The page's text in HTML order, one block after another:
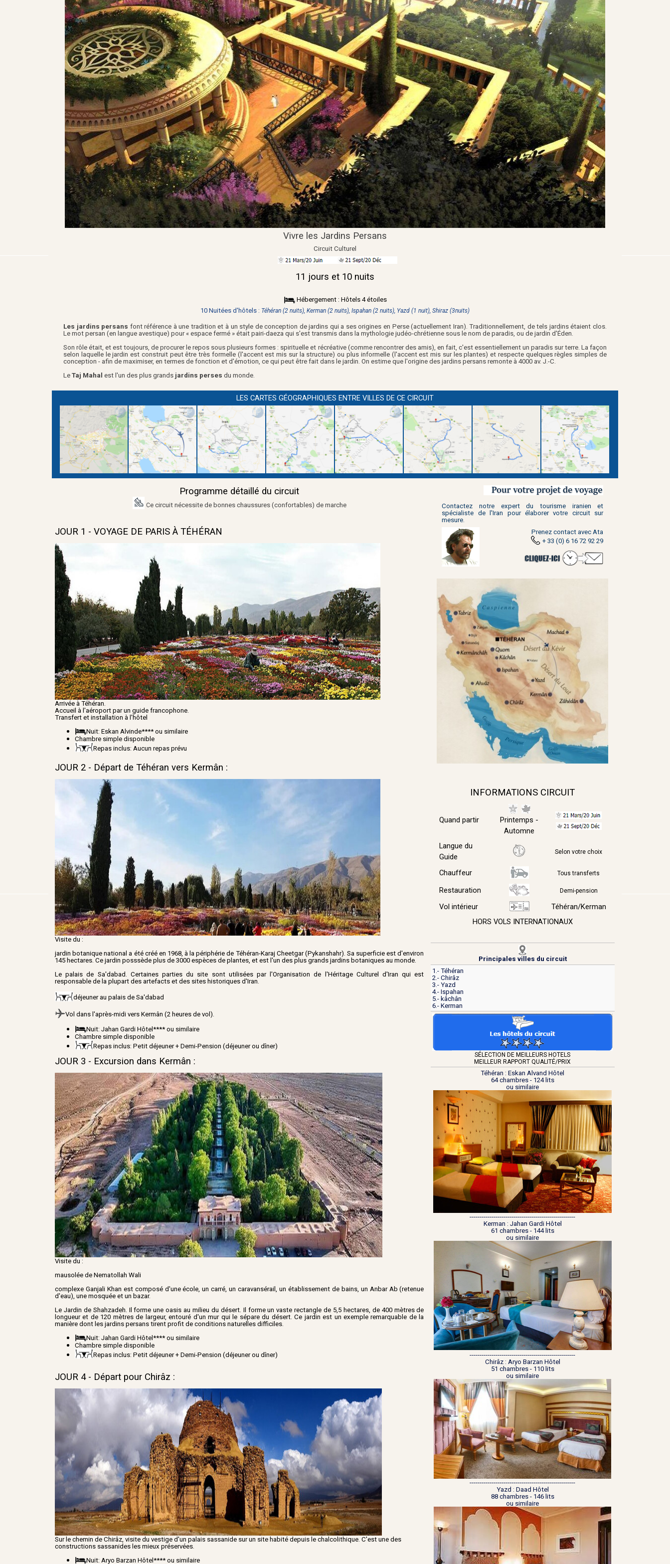
Vivre les Jardins Persans
Circuit Culturel
11 jours et 10 nuits
Hébergement : Hôtels 4 étoiles
10 Nuitées d'hôtels : Téhéran (2 nuits), Kerman (2 nuits), Ispahan (2 nuits), Yazd (1 nuit), Shiraz (3nuits)
Les jardins persans font référence à une tradition et à un style de conception de jardins qui a ses origines en Perse (actuellement Iran). Traditionnellement, de tels jardins étaient clos.
Le mot persan (en langue avestique) pour « espace fermé » était pairi-daeza qui s'est transmis dans la mythologie judéo-chrétienne sous le nom de paradis, ou de jardin d'Éden.
Son rôle était, et est toujours, de procurer le repos sous plusieurs formes : spirituelle et récréative (comme rencontrer des amis), en fait, c'est essentiellement un paradis sur terre. La façon
selon laquelle le jardin est construit peut être très formelle (l'accent est mis sur la structure) ou plus informelle (l'accent est mis sur les plantes) et respecte quelques règles simples de
conception - afin de maximiser, en termes de fonction et d'émotion, ce qui peut être fait dans le jardin. On estime que l'origine des jardins persans remonte à 4000 av. J.-C.
Le Taj Mahal est l'un des plus grands jardins perses du monde.
LES CARTES GÉOGRAPHIQUES ENTRE VILLES DE CE CIRCUIT
Programme détaillé du circuit
Ce circuit nécessite de bonnes chaussures (confortables) de marche
JOUR 1 - VOYAGE DE PARIS À TÉHÉRAN
Arrivée à Téhéran.
Accueil à l'aéroport par un guide francophone.
Transfert et installation à l'hôtel
Nuit: Eskan Alvinde**** ou similaire
Chambre simple disponible
Repas inclus: Aucun repas prévu
JOUR 2 - Départ de Téhéran vers Kermân :
Visite du :
jardin botanique national a été créé en 1968, à la périphérie de Téhéran-Karaj Cheetgar (Pykanshahr). Sa superficie est d'environ
145 hectares. Ce jardin posssède plus de 3000 espèces de plantes, et est l'un des plus grands jardins botaniques au monde.
Le palais de Sa'dabad. Certaines parties du site sont utilisées par l'Organisation de l'Héritage Culturel d'Iran qui est
responsable de la plupart des artefacts et des sites historiques d'Iran.
déjeuner au palais de Sa'dabad
Vol dans l'après-midi vers Kermân (2 heures de vol).
Nuit: Jahan Gardi Hôtel**** ou similaire
Chambre simple disponible
Repas inclus: Petit déjeuner + Demi-Pension (déjeuner ou dîner)
JOUR 3 - Excursion dans Kermân :
Visite du :
mausolée de Nematollah Wali
complexe Ganjali Khan est composé d'une école, un carré, un caravansérail, un établissement de bains, un Anbar Ab (retenue
d'eau), une mosquée et un bazar.
Le Jardin de Shahzadeh. Il forme une oasis au milieu du désert. Il forme un vaste rectangle de 5,5 hectares, de 400 mètres de
longueur et de 120 mètres de largeur, entouré d'un mur qui le sépare du désert. Ce jardin est un exemple remarquable de la
manière dont les jardins persans tirent profit de conditions naturelles difficiles.
Nuit: Jahan Gardi Hôtel**** ou similaire
Chambre simple disponible
Repas inclus: Petit déjeuner + Demi-Pension (déjeuner ou dîner)
JOUR 4 - Départ pour Chirâz :
Sur le chemin de Chirâz, visite du vestige d'un palais sassanide sur un site habité depuis le chalcolithique. C'est une des
constructions sassanides les mieux préservées.
Nuit: Aryo Barzan Hôtel**** ou similaire
Contactez notre expert du tourisme iranien et
spécialiste de l'Iran pour élaborer votre circuit sur
mesure.
Prenez contact avec Ata
+ 33 (0) 6 16 72 92 29
INFORMATIONS CIRCUIT
Quand partir
Printemps -
Automne
Langue du
Guide
Selon votre choix
Chauffeur Tous transferts
Restauration Demi-pension
Vol intérieur
Téhéran/Kerman
HORS VOLS INTERNATIONAUX
Principales villes du circuit
1.- Téhéran
2.- Chirâz
3.- Yazd
4.- Ispahan
5.- kâchân
6.- Kerman
SÉLECTION DE MEILLEURS HOTELS
MEILLEUR RAPPORTQUALITÉ/PRIX
Téhéran : Eskan Alvand Hôtel
64 chambres - 124 lits
ou similaire
-----------------------------------------------------
Kerman : Jahan Gardi Hôtel
61 chambres - 144 lits
ou similaire
-----------------------------------------------------
Chirâz : Aryo Barzan Hôtel
51 chambres - 110 lits
ou similaire
-----------------------------------------------------
Yazd : Daad Hôtel
88 chambres - 146 lits
ou similaire